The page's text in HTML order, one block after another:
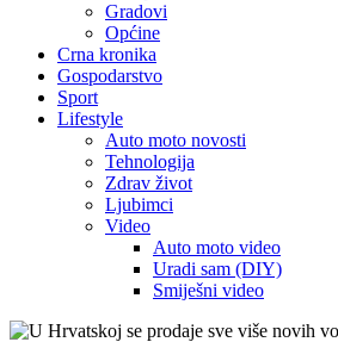
Gradovi
Općine
Crna kronika
Gospodarstvo
Sport
Lifestyle
Auto moto novosti
Tehnologija
Zdrav život
Ljubimci
Video
Auto moto video
Uradi sam (DIY)
Smiješni video